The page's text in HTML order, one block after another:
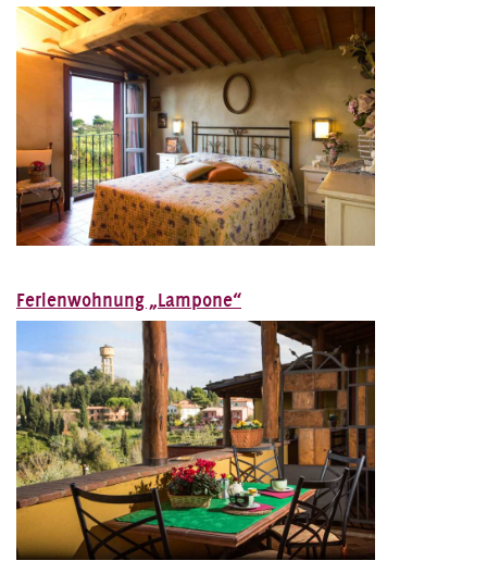
Ferienwohnung „Lampone“